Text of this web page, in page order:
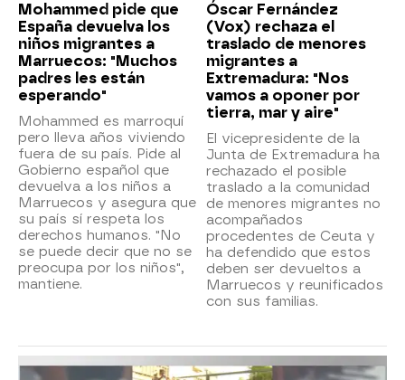
Mohammed pide que
España devuelva los
niños migrantes a
Marruecos: "Muchos
padres les están
esperando"
Mohammed es marroquí
pero lleva años viviendo
fuera de su país. Pide al
Gobierno español que
devuelva a los niños a
Marruecos y asegura que
su país sí respeta los
derechos humanos. "No
se puede decir que no se
preocupa por los niños",
mantiene.
Óscar Fernández
(Vox) rechaza el
traslado de menores
migrantes a
Extremadura: "Nos
vamos a oponer por
tierra, mar y aire"
El vicepresidente de la
Junta de Extremadura ha
rechazado el posible
traslado a la comunidad
de menores migrantes no
acompañados
procedentes de Ceuta y
ha defendido que estos
deben ser devueltos a
Marruecos y reunificados
con sus familias.